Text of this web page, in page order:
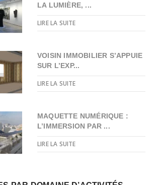
LA LUMIÈRE, ...
LIRE LA SUITE
VOISIN IMMOBILIER S’APPUIE
SUR L’EXP...
LIRE LA SUITE
MAQUETTE NUMÉRIQUE :
L’IMMERSION PAR ...
LIRE LA SUITE